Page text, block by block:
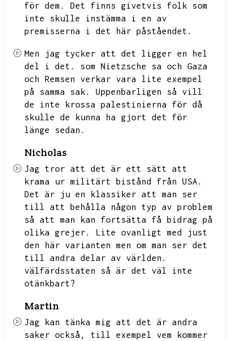
för dem.
Det finns givetvis folk som
inte skulle instämma i en av
premisserna i det här påståendet.
Men jag tycker att det ligger en hel
del i det.
som Nietzsche sa och Gaza
och Remsen verkar vara lite exempel
på samma sak.
Uppenbarligen så vill
de inte krossa palestinierna för då
skulle de kunna ha gjort det för
länge sedan.
Nicholas
Jag tror att det är ett sätt att
krama ur militärt bistånd från USA.
Det är ju en klassiker att man ser
till att behålla någon typ av problem
så att man kan fortsätta få bidrag på
olika grejer.
Lite ovanligt med just
den här varianten men om man ser det
till andra delar av världen.
välfärdsstaten så är det väl inte
otänkbart?
Martin
Jag kan tänka mig att det är andra
saker också,
till exempel vem kommer